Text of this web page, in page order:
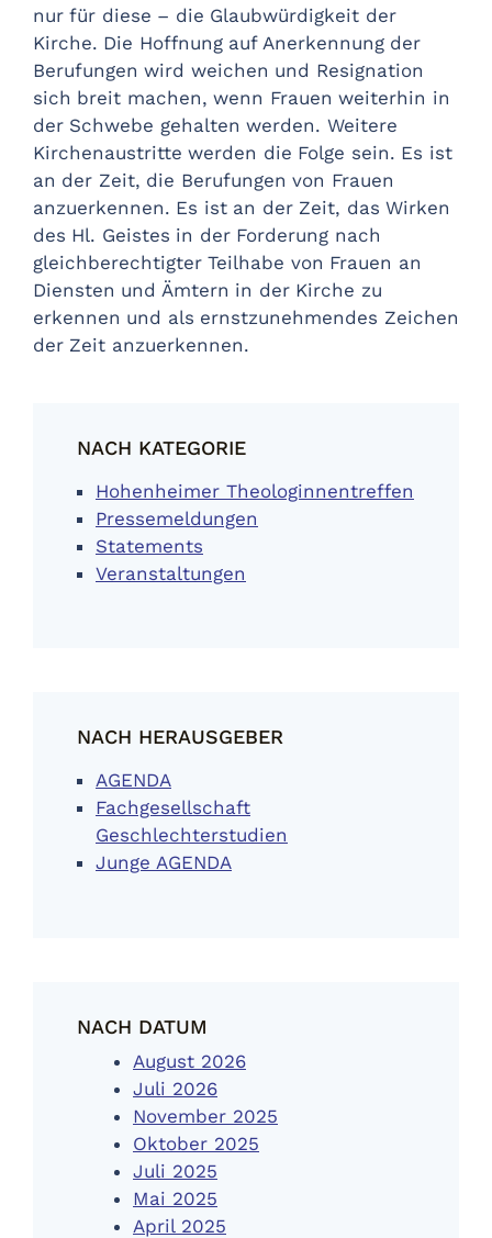
nur für diese – die Glaubwürdigkeit der
Kirche. Die Hoffnung auf Anerkennung der
Berufungen wird weichen und Resignation
sich breit machen, wenn Frauen weiterhin in
der Schwebe gehalten werden. Weitere
Kirchenaustritte werden die Folge sein. Es ist
an der Zeit, die Berufungen von Frauen
anzuerkennen. Es ist an der Zeit, das Wirken
des Hl. Geistes in der Forderung nach
gleichberechtigter Teilhabe von Frauen an
Diensten und Ämtern in der Kirche zu
erkennen und als ernstzunehmendes Zeichen
der Zeit anzuerkennen.
NACH KATEGORIE
Hohenheimer Theologinnentreffen
Pressemeldungen
Statements
Veranstaltungen
NACH HERAUSGEBER
AGENDA
Fachgesellschaft
Geschlechterstudien
Junge AGENDA
NACH DATUM
August 2026
Juli 2026
November 2025
Oktober 2025
Juli 2025
Mai 2025
April 2025